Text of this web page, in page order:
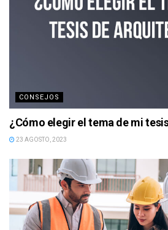
CONSEJOS
¿Cómo elegir el tema de mi
23 AGOSTO, 2023